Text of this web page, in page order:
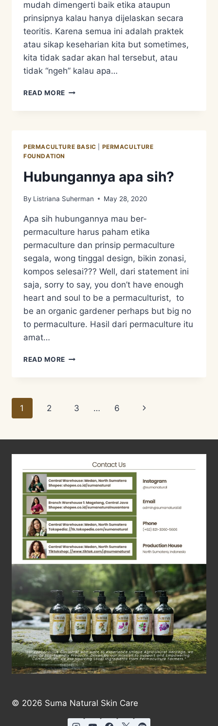
mudah dimengerti baik etika ataupun
prinsipnya kalau hanya dijelaskan secara
teoritis. Karena semua ini adalah praktek
atau sikap keseharian kita but sometimes,
kita tidak sadar akan hal tersebut, atau
tidak “ngeh” kalau apa…
READ MORE PONDASI
PERMACULTURE BASIC
PERMACULTURE
FOUNDATION
Hubungannya apa sih?
By Listriana Suherman May 28, 2020
Apa sih hubungannya mau ber-
permaculture harus paham etika
permaculture dan prinsip permaculture
segala, wong tinggal design, bikin zonasi,
kompos selesai??? Well, dari statement ini
saja, sorry to say, you don’t have enough
heart and soul to be a permaculturist, to
be an organic gardener perhaps but big no
to permaculture. Hasil dari permaculture itu
amat…
READ MORE HUBUNGANNYA
SIH?
Page
1 2 3 … 6
Next
© 2026 Suma Natural Skin Care